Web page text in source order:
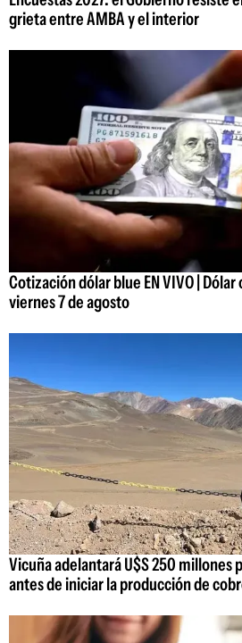
grieta entre AMBA y el interior
Cotización dólar blue EN VIVO | Dólar
viernes 7 de agosto
Vicuña adelantará U$S 250 millones
antes de iniciar la producción de